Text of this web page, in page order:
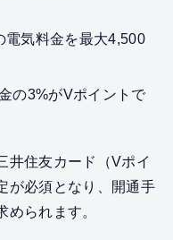
電気料金を最大4,500
の3%がVポイントで
井住友カード（Vポイ
が必須となり、開通手
られます。